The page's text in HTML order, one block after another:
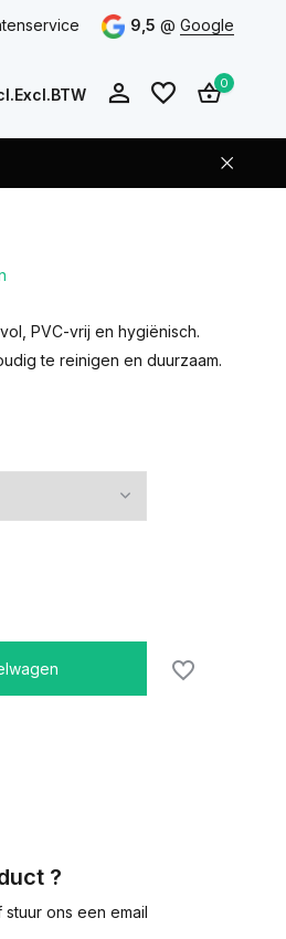
9,5 @ Google
Excl.BTW
0
PVC-vrij en hygiënisch.
te reinigen en duurzaam.
?
ons een email